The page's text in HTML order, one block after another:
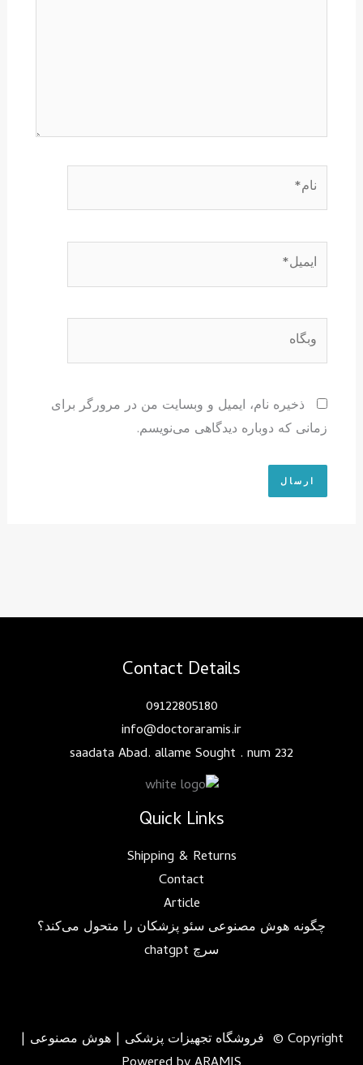
نام*
ایمیل*
وبگاه
ذخیره نام، ایمیل و وبسایت من در مرورگر برای
زمانی که دوباره دیدگاهی می‌نویسم.
Contact Details
09122805180
info@doctoraramis.ir
saadata Abad. allame Sought . num 232
Quick Links
Shipping & Returns
Contact
Article
چگونه هوش مصنوعی سئو پزشکان را متحول می‌کند؟
سرچ chatgpt
Copyright © فروشگاه تجهیزات پزشکی | هوش مصنوعی |